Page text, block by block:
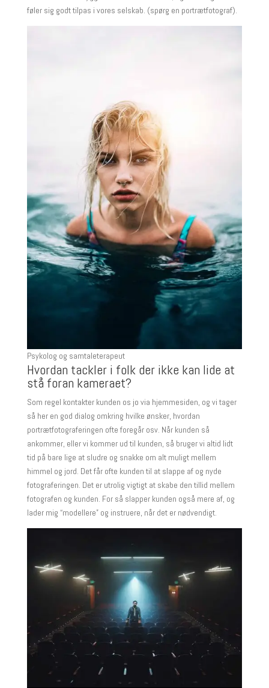
føler sig godt tilpas i vores selskab. (spørg en portrætfotograf).
Psykolog og samtaleterapeut
Hvordan tackler i folk der ikke kan lide at
stå foran kameraet?
Som regel kontakter kunden os jo via hjemmesiden, og vi tager
så her en god dialog omkring hvilke ønsker, hvordan
portrætfotograferingen ofte foregår osv. Når kunden så
ankommer, eller vi kommer ud til kunden, så bruger vi altid lidt
tid på bare lige at sludre og snakke om alt muligt mellem
himmel og jord. Det får ofte kunden til at slappe af og nyde
fotograferingen. Det er utrolig vigtigt at skabe den tillid mellem
fotografen og kunden. For så slapper kunden også mere af, og
lader mig “modellere” og instruere, når det er nødvendigt.